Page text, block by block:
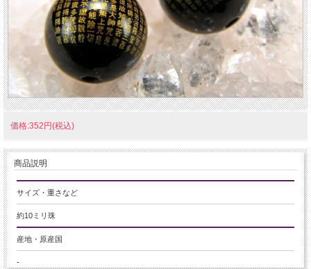
価格:352円(税込)
商品説明
サイズ・重さなど
約10ミリ珠
産地・原産国
-